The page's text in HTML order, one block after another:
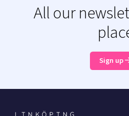
All our
Sign up